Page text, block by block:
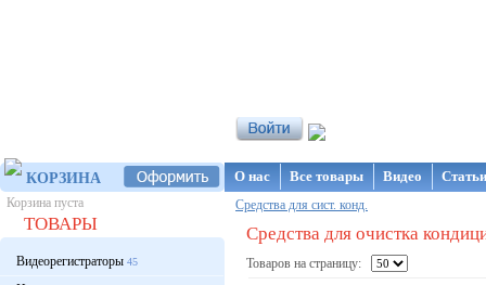
КОРЗИНА
Корзина пуста
ТОВАРЫ
Видеорегистраторы 45
О нас Все товары Видео
Средства для сист. конд.
Средства для очистка
Товаров на страницу: